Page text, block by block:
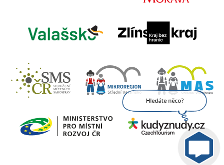
Jsem umělá inteligence a
nazpaměť.